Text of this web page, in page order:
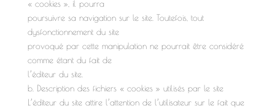
« cookies », il pourra
poursuivre sa navigation sur le site. Toutefois, tout
dysfonctionnement du site
provoqué par cette manipulation ne pourrait être considéré
comme étant du fait de
l’éditeur du site.
b. Description des fichiers « cookies » utilisés par le site
L’éditeur du site attire l’attention de l’utilisateur sur le fait que